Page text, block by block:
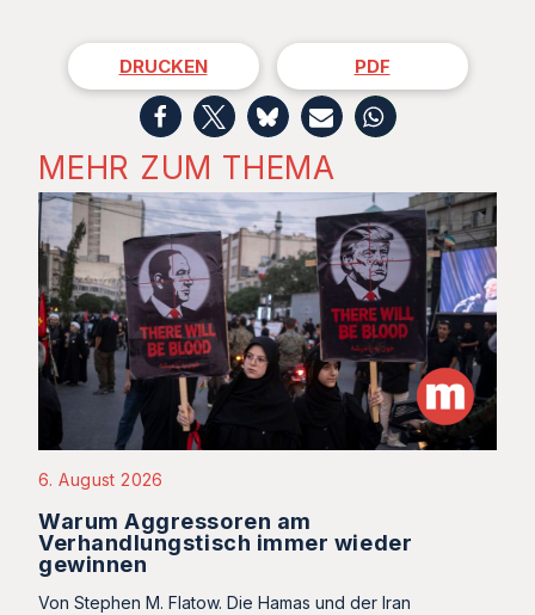
DRUCKEN PDF
MEHR ZUM THEMA
6. August 2026
Warum Aggressoren am
Verhandlungstisch immer wieder
gewinnen
Von Stephen M. Flatow. Die Hamas und der Iran